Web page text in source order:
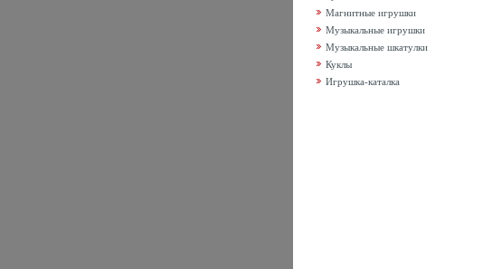
Магнитные игрушки
Музыкальные игрушки
Музыкальные шкатулки
Куклы
Игрушка-каталка